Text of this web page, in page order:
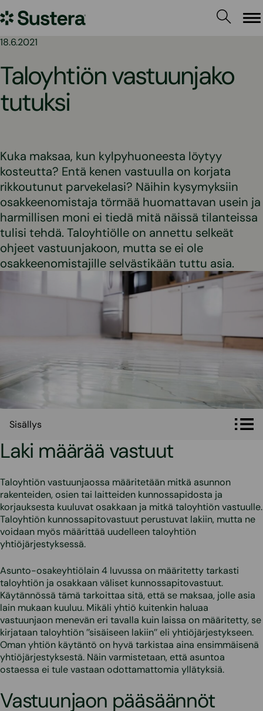
sisältöön
Sustera
18.6.2021
Taloyhtiön vastuunjako
tutuksi
Kuka maksaa, kun kylpyhuoneesta löytyy
kosteutta? Entä kenen vastuulla on korjata
rikkoutunut parvekelasi? Näihin kysymyksiin
osakkeenomistaja törmää huomattavan usein ja
harmillisen moni ei tiedä mitä näissä tilanteissa
tulisi tehdä. Taloyhtiölle on annettu selkeät
ohjeet vastuunjakoon, mutta se ei ole
osakkeenomistajille selvästikään tuttu asia.
Sisällys
Laki määrää vastuut
Taloyhtiön vastuunjaossa määritetään mitkä asunnon
rakenteiden, osien tai laitteiden kunnossapidosta ja
korjauksesta kuuluvat osakkaan ja mitkä taloyhtiön vastuulle.
Taloyhtiön kunnossapitovastuut perustuvat lakiin, mutta ne
voidaan myös määrittää uudelleen taloyhtiön
yhtiöjärjestyksessä.
Asunto-osakeyhtiölain 4 luvussa on määritetty tarkasti
taloyhtiön ja osakkaan väliset kunnossapitovastuut.
Käytännössä tämä tarkoittaa sitä, että se maksaa, jolle asia
lain mukaan kuuluu. Mikäli yhtiö kuitenkin haluaa
vastuunjaon menevän eri tavalla kuin laissa on määritetty, se
kirjataan taloyhtiön ’’sisäiseen lakiin’’ eli yhtiöjärjestykseen.
Oman yhtiön käytäntö on hyvä tarkistaa aina ensimmäisenä
yhtiöjärjestyksestä. Näin varmistetaan, että asuntoa
ostaessa ei tule vastaan odottamattomia yllätyksiä.
Vastuunjaon pääsäännöt